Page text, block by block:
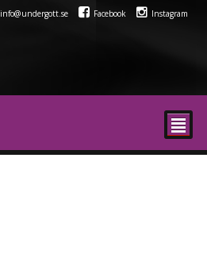
info@undergott.se Facebook Instagram
²